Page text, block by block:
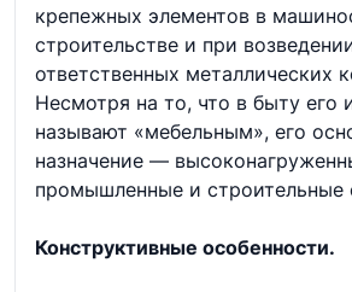
крепежных элементов в
строительстве и при
ответственных металлических
Несмотря на то, что в быту его
называют «мебельным», его
назначение —
промышленные и строительные
Конструктивные особенности.